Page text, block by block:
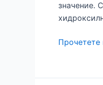
значение.
Прочетете